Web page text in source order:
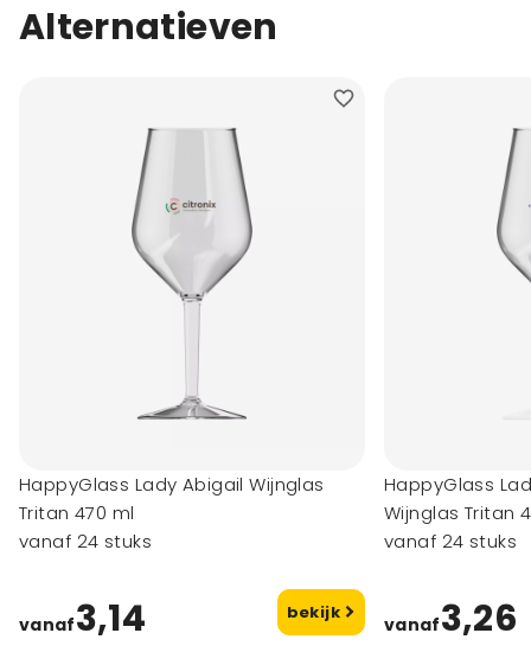
Alternatieven
HappyGlass Lady Abigail Wijnglas
Tritan 470 ml
vanaf 24 stuks
vanaf3,14 bekijk
HappyGlass
Wijnglas Tritan
vanaf 24 stuks
vanaf3,26